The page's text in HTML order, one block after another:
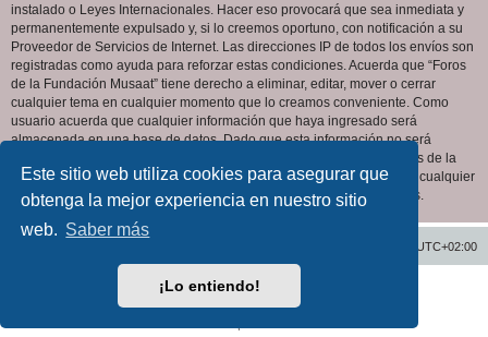
Este sitio web utiliza cookies para asegurar que
obtenga la mejor experiencia en nuestro sitio
web. Saber más
¡Lo entiendo!
instalado o Leyes Internacionales. Hacer eso provocará que sea inmediata y
permanentemente expulsado y, si lo creemos oportuno, con notificación a su
Proveedor de Servicios de Internet. Las direcciones IP de todos los envíos son
registradas como ayuda para reforzar estas condiciones. Acuerda que “Foros
de la Fundación Musaat” tiene derecho a eliminar, editar, mover o cerrar
cualquier tema en cualquier momento que lo creamos conveniente. Como
usuario acuerda que cualquier información que haya ingresado será
almacenada en una base de datos. Dado que esta información no será
compartida con ninguna tercera parte sin su consentimiento, ni “Foros de la
Fundación Musaat” ni phpBB podrán considerarse responsables por cualquier
intento de hacking que conlleve a que los datos sean comprometidos.
UTC+02:00
Desarrollado porphpBB® Forum Software © phpBB Limited
phpBB España